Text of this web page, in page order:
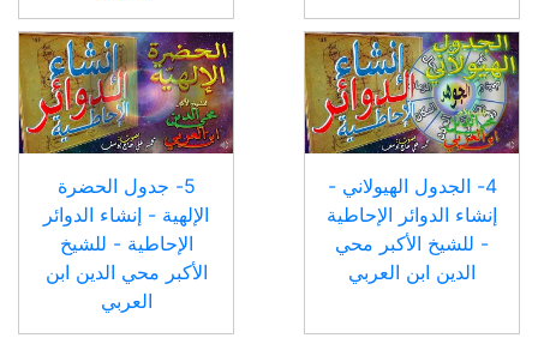
4- الجدول الهيولاني -
إنشاء الدوائر الإحاطية
- للشيخ الأكبر محي
الدين ابن العربي
5- جدول الحضرة
الإلهية - إنشاء الدوائر
الإحاطية - للشيخ
الأكبر محي الدين ابن
العربي